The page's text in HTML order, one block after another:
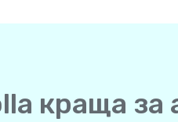
краща за